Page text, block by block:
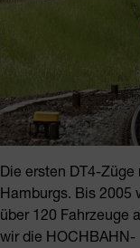
Die ersten DT4-
Hamburgs. Bis 2005
über 120 Fahrzeuge
wir die HOCHBAHN-